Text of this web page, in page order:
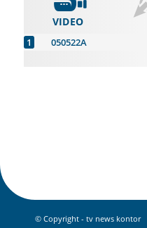
VIDEO
050522A
© Copyright - tv news kontor